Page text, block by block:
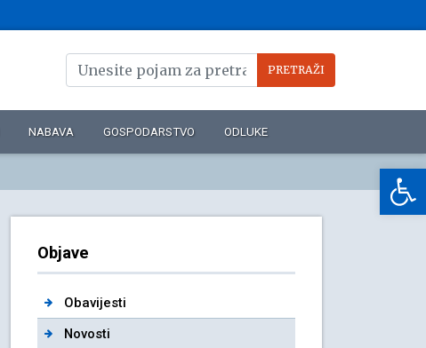
NABAVA GOSPODARSTVO ODLUKE
Objave
Obavijesti
Novosti